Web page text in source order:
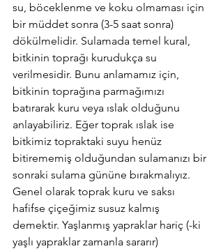
su, böceklenme ve koku olmaması için
bir müddet sonra (3-5 saat sonra)
dökülmelidir. Sulamada temel kural,
bitkinin toprağı kurudukça su
verilmesidir. Bunu anlamamız için,
bitkinin toprağına parmağımızı
batırarak kuru veya ıslak olduğunu
anlayabiliriz. Eğer toprak ıslak ise
bitkimiz topraktaki suyu henüz
bitirememiş olduğundan sulamanızı bir
sonraki sulama gününe bırakmalıyız.
Genel olarak toprak kuru ve saksı
hafifse çiçeğimiz susuz kalmış
demektir. Yaşlanmış yapraklar hariç (-ki
yaşlı yapraklar zamanla sararır)